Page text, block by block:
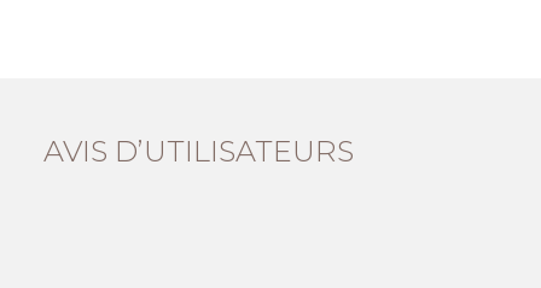
AVIS D’UTILISATEURS